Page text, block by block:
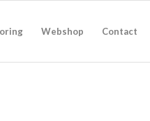
Webshop Contact